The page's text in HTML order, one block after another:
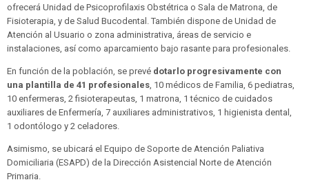
ofrecerá Unidad de Psicoprofilaxis Obstétrica o Sala de Matrona, de
Fisioterapia, y de Salud Bucodental. También dispone de Unidad de
Atención al Usuario o zona administrativa, áreas de servicio e
instalaciones, así como aparcamiento bajo rasante para profesionales.
En función de la población, se prevé dotarlo progresivamente con
una plantilla de 41 profesionales, 10 médicos de Familia, 6 pediatras,
10 enfermeras, 2 fisioterapeutas, 1 matrona, 1 técnico de cuidados
auxiliares de Enfermería, 7 auxiliares administrativos, 1 higienista dental,
1 odontólogo y 2 celadores.
Asimismo, se ubicará el Equipo de Soporte de Atención Paliativa
Domiciliaria (ESAPD) de la Dirección Asistencial Norte de Atención
Primaria.